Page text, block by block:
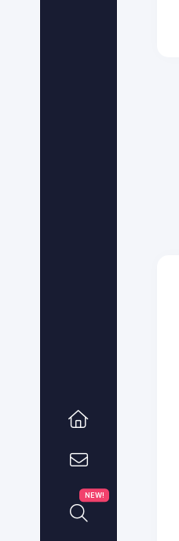
NEW!